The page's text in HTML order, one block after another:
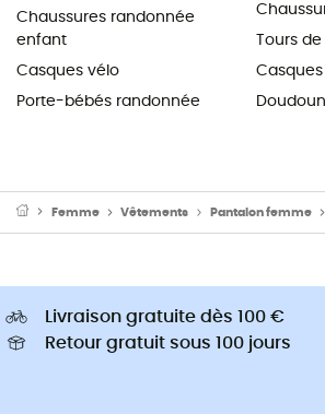
Chaussures randonnée
enfant
Casques vélo
Porte-bébés randonnée
Tours
Femme Vêtements Pantalon femme
Livraison gratuite dès 100 €
Retour gratuit sous 100 jours